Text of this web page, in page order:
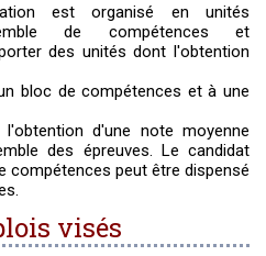
est organisé en unités
de compétences et
des unités dont l'obtention
bloc de compétences et à une
d'une note moyenne
des épreuves. Le candidat
compétences peut être dispensé
visés